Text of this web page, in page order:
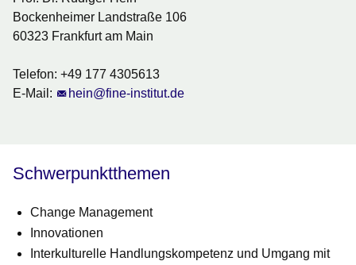
Bockenheimer Landstraße 106
60323 Frankfurt am Main
Telefon: +49 177 4305613
E-Mail:
hein@fine-institut.de
Schwerpunktthemen
Change Management
Innovationen
Interkulturelle Handlungskompetenz und Umgang mit